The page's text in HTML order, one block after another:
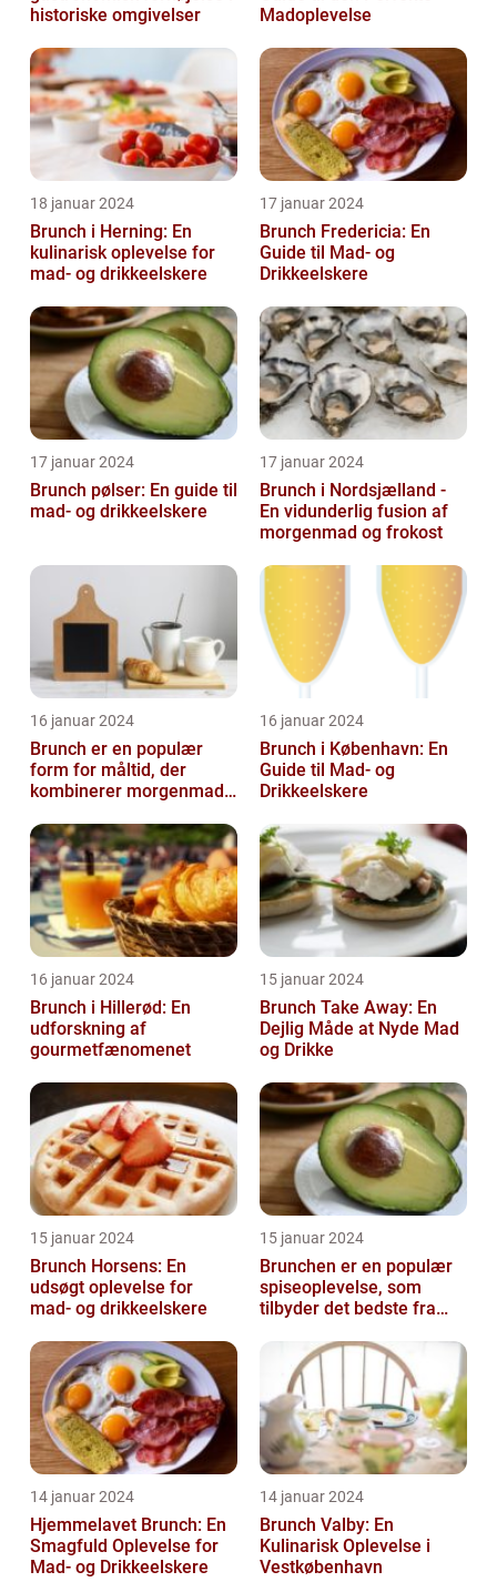
historiske omgivelser
Madoplevelse
18 januar 2024
Brunch i Herning: En
kulinarisk oplevelse for
mad- og drikkeelskere
17 januar 2024
Brunch Fredericia: En
Guide til Mad- og
Drikkeelskere
17 januar 2024
Brunch pølser: En guide til
mad- og drikkeelskere
17 januar 2024
Brunch i Nordsjælland -
En vidunderlig fusion af
morgenmad og frokost
16 januar 2024
Brunch er en populær
form for måltid, der
kombinerer morgenmad
mulighed for ...
16 januar 2024
Brunch i København: En
Guide til Mad- og
Drikkeelskere
16 januar 2024
Brunch i Hillerød: En
udforskning af
gourmetfænomenet
15 januar 2024
Brunch Take Away: En
Dejlig Måde at Nyde Mad
og Drikke
15 januar 2024
Brunch Horsens: En
udsøgt oplevelse for
mad- og drikkeelskere
15 januar 2024
Brunchen er en populær
spiseoplevelse, som
tilbyder det bedste fra
frokost
14 januar 2024
Hjemmelavet Brunch: En
Smagfuld Oplevelse for
Mad- og Drikkeelskere
14 januar 2024
Brunch Valby: En
Kulinarisk Oplevelse i
Vestkøbenhavn